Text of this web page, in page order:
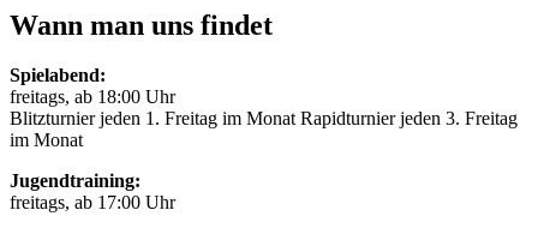
Wann man uns findet
Spielabend:
freitags, ab 18:00 Uhr
Blitzturnier jeden 1. Freitag im Monat Rapidturnier jeden 3. Freitag
im Monat
Jugendtraining:
freitags, ab 17:00 Uhr